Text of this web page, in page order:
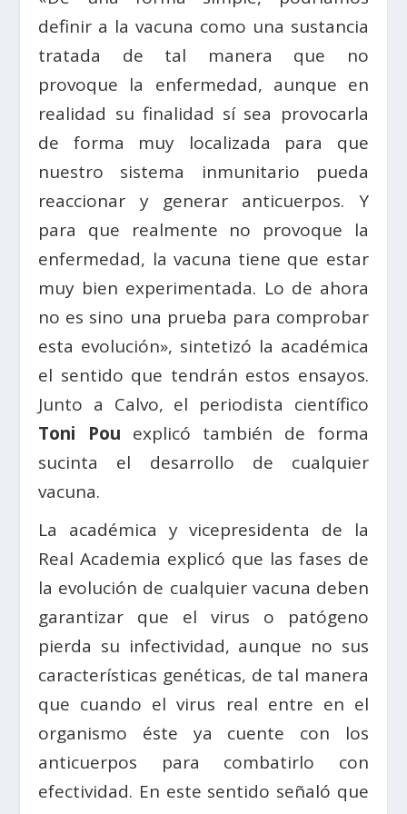
definir a la vacuna como una sustancia
tratada de tal manera que no
provoque la enfermedad, aunque en
realidad su finalidad sí sea provocarla
de forma muy localizada para que
nuestro sistema inmunitario pueda
reaccionar y generar anticuerpos. Y
para que realmente no provoque la
enfermedad, la vacuna tiene que estar
muy bien experimentada. Lo de ahora
no es sino una prueba para comprobar
esta evolución», sintetizó la académica
el sentido que tendrán estos ensayos.
Junto a Calvo, el periodista científico
Toni Pou explicó también de forma
sucinta el desarrollo de cualquier
vacuna.
La académica y vicepresidenta de la
Real Academia explicó que las fases de
la evolución de cualquier vacuna deben
garantizar que el virus o patógeno
pierda su infectividad, aunque no sus
características genéticas, de tal manera
que cuando el virus real entre en el
organismo éste ya cuente con los
anticuerpos para combatirlo con
efectividad. En este sentido señaló que